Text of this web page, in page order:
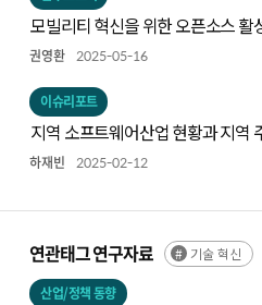
모빌리
권영환 2025-05-16
이슈리포트
지역 소프트웨어산업 현황과 지역
탐색
하재빈 2025-02-12
연관태그 연구자료 기술 혁신
산업/정책 동향